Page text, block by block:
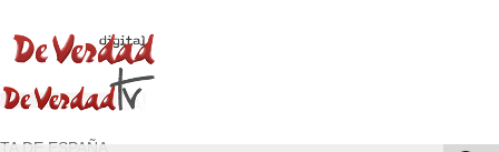
DE ESPAÑA